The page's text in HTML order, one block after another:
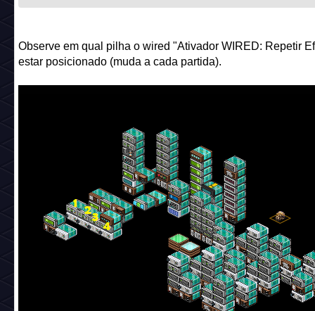
Observe em qual pilha o wired "Ativador WIRED: Repetir
estar posicionado (muda a cada partida).